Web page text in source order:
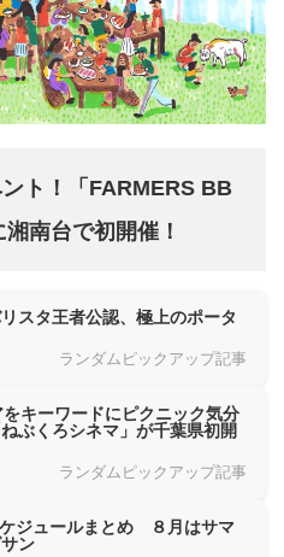
ト！「FARMERS BB
南台で初開催！
スタ王者公認、極上のポータ
ランダムピックアップ記事
キーワードにピクニック気分
ぶくろシネマ」が千葉県初開
ランダムピックアップ記事
ジュールまとめ ８月はサマ
ン